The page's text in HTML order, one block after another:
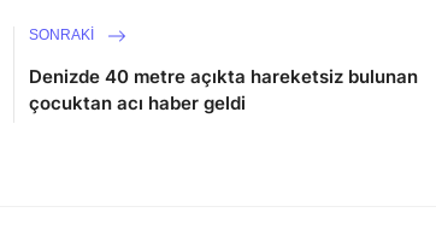
SONRAKI
Denizde 40 metre açıkta hareketsiz bulunan
çocuktan acı haber geldi